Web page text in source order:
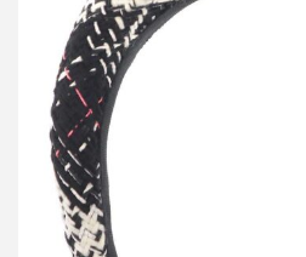
シャネル ココマーク ツイ